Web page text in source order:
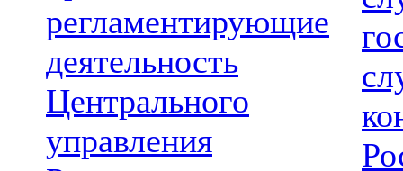
регламентирующие
деятельность
Центрального
управления